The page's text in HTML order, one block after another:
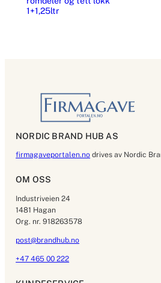
1+1,25ltr
NORDIC BRAND HUB AS
firmagaveportalen.no drives av Nordic
OM OSS
Industriveien 24
1481 Hagan
Org. nr. 918263578
post@brandhub.no
+47 465 00 222